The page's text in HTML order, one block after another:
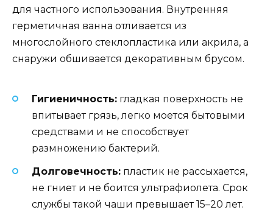
для частного использования. Внутренняя
герметичная ванна отливается из
многослойного стеклопластика или акрила, а
снаружи обшивается декоративным брусом.
Гигиеничность: гладкая поверхность не
впитывает грязь, легко моется бытовыми
средствами и не способствует
размножению бактерий.
Долговечность: пластик не рассыхается,
не гниет и не боится ультрафиолета. Срок
службы такой чаши превышает 15–20 лет.